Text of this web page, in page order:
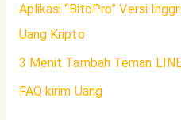
Aplikasi “BitoPro” Versi
Uang Kripto
3 Menit Tambah Teman
FAQ kirim Uang